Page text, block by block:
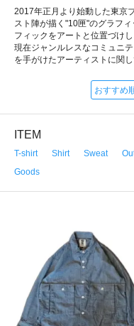
2017年正月より始動した東京
スト陣が描く"10匣"のグラフ
フィックをアートと位置づけ
現在ジャンルレスなコミュニ
を手がけたアーティストに関
おすすめ
ITEM
T-shirt Shirt Sweat
Goods